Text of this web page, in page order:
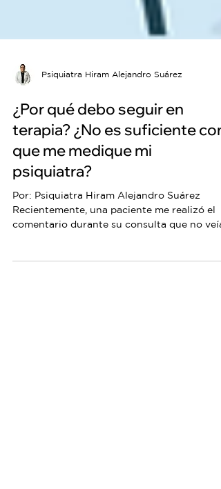
¿Por qué debo seguir en
terapia? ¿No es suficiente con
que me medique mi
psiquiatra?
Por: Psiquiatra Hiram Alejandro Suárez
Recientemente, una paciente me realizó el
“muy...